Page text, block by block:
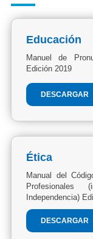
Educación
Manuel de
Edición 2019
DESCARGAR
Ética
Manual del
Profesionales
Independencia)
DESCARGAR